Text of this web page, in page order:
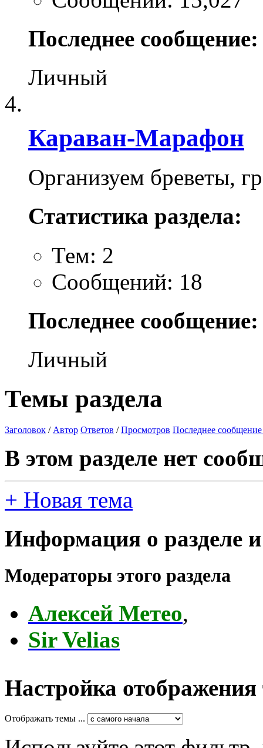
Последнее сообщение:
Личный
Караван-Марафон
Организуем бреветы,
Статистика раздела:
Тем: 2
Сообщений: 18
Последнее сообщение:
Личный
Темы раздела
Заголовок / Автор Ответов /Просмотров Последнее сообщение
В этом разделе нет
+ Новая тема
Информация о разделе
Модераторы этого раздела
Алексей Метео,
Sir Velias
Настройка отображения
Отображать темы ...